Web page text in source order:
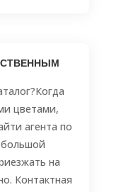
цветами,
агента по
большой
на
Контактная